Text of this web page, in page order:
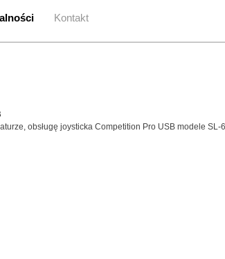
Kontakt
obsługę joysticka Competition Pro USB modele